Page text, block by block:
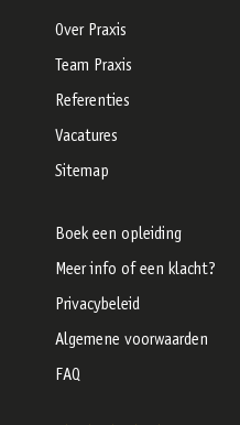
Over Praxis
Team Praxis
Referenties
Vacatures
Sitemap
Boek een opleiding
Meer info of een klacht?
Privacybeleid
Algemene voorwaarden
FAQ